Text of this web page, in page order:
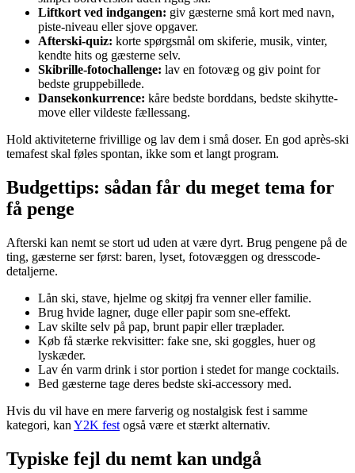
Liftkort ved indgangen: giv gæsterne små kort med navn,
piste-niveau eller sjove opgaver.
Afterski-quiz: korte spørgsmål om skiferie, musik, vinter,
kendte hits og gæsterne selv.
Skibrille-fotochallenge: lav en fotovæg og giv point for
bedste gruppebillede.
Dansekonkurrence: kåre bedste borddans, bedste skihytte-
move eller vildeste fællessang.
Hold aktiviteterne frivillige og lav dem i små doser. En god après-ski
temafest skal føles spontan, ikke som et langt program.
Budgettips: sådan får du meget tema for
få penge
Afterski kan nemt se stort ud uden at være dyrt. Brug pengene på de
ting, gæsterne ser først: baren, lyset, fotovæggen og dresscode-
detaljerne.
Lån ski, stave, hjelme og skitøj fra venner eller familie.
Brug hvide lagner, duge eller papir som sne-effekt.
Lav skilte selv på pap, brunt papir eller træplader.
Køb få stærke rekvisitter: fake sne, ski goggles, huer og
lyskæder.
Lav én varm drink i stor portion i stedet for mange cocktails.
Bed gæsterne tage deres bedste ski-accessory med.
Hvis du vil have en mere farverig og nostalgisk fest i samme
kategori, kan Y2K fest også være et stærkt alternativ.
Typiske fejl du nemt kan undgå